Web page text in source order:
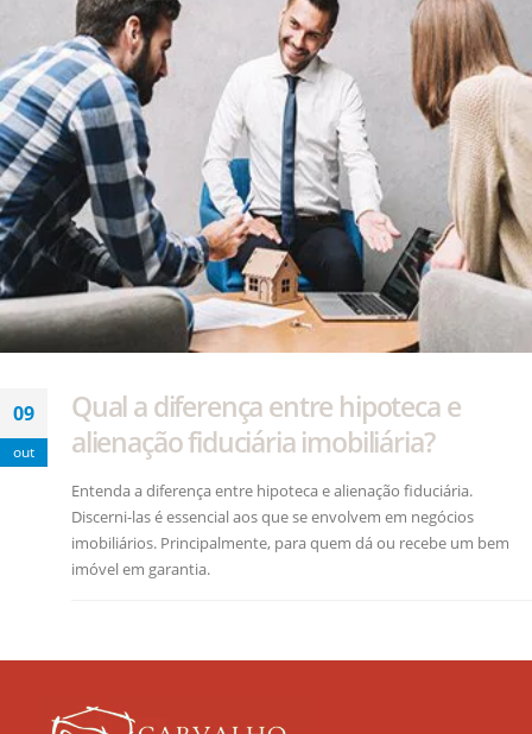
09
out
Qual a diferença entre hipoteca e
alienação fiduciária imobiliária?
Entenda a diferença entre hipoteca e alienação fiduciária.
Discerni-las é essencial aos que se envolvem em negócios
imobiliários. Principalmente, para quem dá ou recebe um bem
imóvel em garantia.